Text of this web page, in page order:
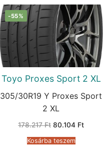
-55%
Toyo Proxes Sport 2 XL
305/30R19 Y Proxes Sport
2 XL
178.217Ft Original
was:
178.217 Ft.
80.104 FtCurrent
Kosárba teszem